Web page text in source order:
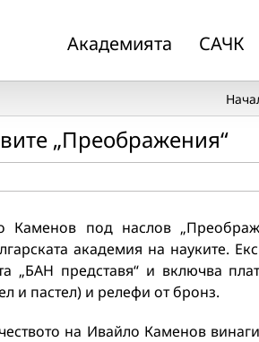
Академията САЧК
„Преображения“
Каменов под наслов
академия на науките.
„БАН представя“ и включва
и пастел) и релефи от бронз.
на Ивайло Каменов